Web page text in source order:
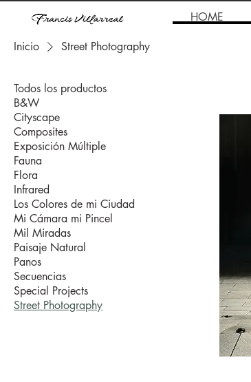
HOME
Inicio Street Photography
Todos los productos
B&W
Cityscape
Composites
Exposición Múltiple
Fauna
Flora
Infrared
Los Colores de mi Ciudad
Mi Cámara mi Pincel
Mil Miradas
Paisaje Natural
Panos
Secuencias
Special Projects
Street Photography